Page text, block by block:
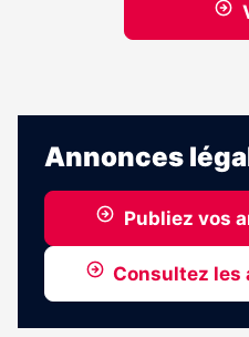
Annonces
Publiez vos
Consultez les